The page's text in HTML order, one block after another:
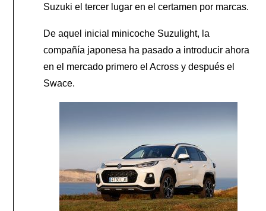
Suzuki el tercer lugar en el certamen por marcas.
De aquel inicial minicoche Suzulight, la
compañía japonesa ha pasado a introducir ahora
en el mercado primero el Across y después el
Swace.